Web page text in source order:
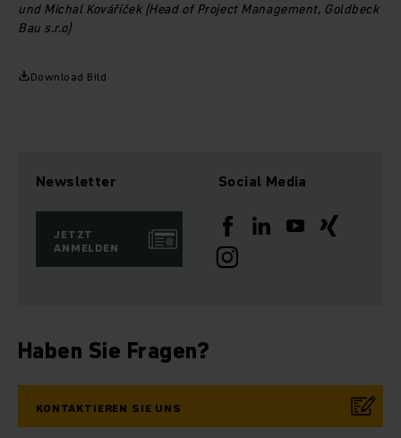
und Michal Kováříček (Head of Project Management, Goldbeck
Bau s.r.o)
Download Bild
Newsletter
JETZT
ANMELDEN
Social Media
Haben Sie Fragen?
KONTAKTIEREN SIE UNS